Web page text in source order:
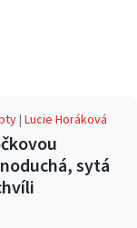
|Lucie Horáková
sytá